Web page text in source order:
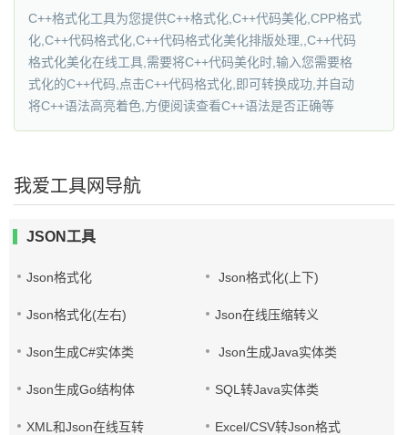
C++格式化工具为您提供C++格式化,C++代码美化,CPP格式
化,C++代码格式化,C++代码格式化美化排版处理,,C++代码
格式化美化在线工具,需要将C++代码美化时,输入您需要格
式化的C++代码,点击C++代码格式化,即可转换成功,并自动
将C++语法高亮着色,方便阅读查看C++语法是否正确等
我爱工具网导航
JSON工具
Json格式化 Json格式化(上下)
Json格式化(左右) Json在线压缩转义
Json生成C#实体类 Json生成Java实体类
Json生成Go结构体 SQL转Java实体类
XML和Json在线互转 Excel/CSV转Json格式